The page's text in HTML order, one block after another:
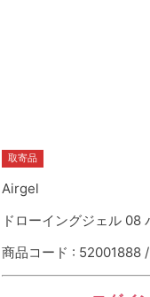
取寄品
Airgel
ドローイングジェル 08
商品コード : 52001888